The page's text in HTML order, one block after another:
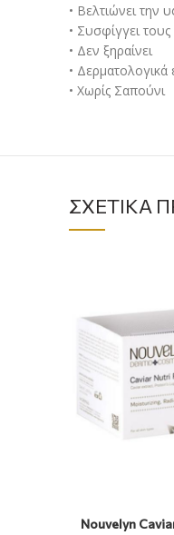
• Βελτιώνει την
• Συσφίγγει
• Δεν ξηραίνει
• Δερματολογικά
• Χωρίς Σαπούνι
ΣΧΕΤΙΚΆ
Nouvelyn